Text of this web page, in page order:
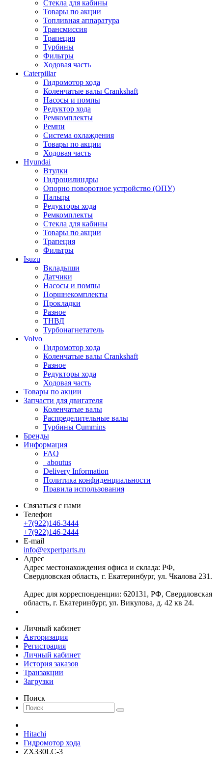
Стекла для кабины
Товары по акции
Топливная аппаратура
Трансмиссия
Трапеция
Турбины
Фильтры
Ходовая часть
Caterpillar
Гидромотор хода
Коленчатые валы Crankshaft
Насосы и помпы
Редуктор хода
Ремкомплекты
Ремни
Система охлаждения
Товары по акции
Ходовая часть
Hyundai
Втулки
Гидроцилиндры
Опорно поворотное устройство (ОПУ)
Пальцы
Редукторы хода
Ремкомплекты
Стекла для кабины
Товары по акции
Трапеция
Фильтры
Isuzu
Вкладыши
Датчики
Насосы и помпы
Поршнекомплекты
Прокладки
Разное
ТНВД
Турбонагнетатель
Volvo
Гидромотор хода
Коленчатые валы Crankshaft
Разное
Редукторы хода
Ходовая часть
Товары по акции
Запчасти для двигателя
Коленчатые валы
Распределительные валы
Турбины Cummins
Бренды
Информация
FAQ
_aboutus
Delivery Information
Политика конфиденциальности
Правила использования
Связаться с нами
Телефон
+7(922)146-3444
+7(922)146-2444
E-mail
info@expertparts.ru
Адрес
Адрес местонахождения офиса и склада: РФ,
Свердловская область, г. Екатеринбург, ул. Чкалова 231.
Адрес для корреспонденции: 620131, РФ, Свердловская
область, г. Екатеринбург, ул. Викулова, д. 42 кв 24.
Личный кабинет
Авторизация
Регистрация
Личный кабинет
История заказов
Транзакции
Загрузки
Поиск
Hitachi
Гидромотор хода
ZX330LC-3